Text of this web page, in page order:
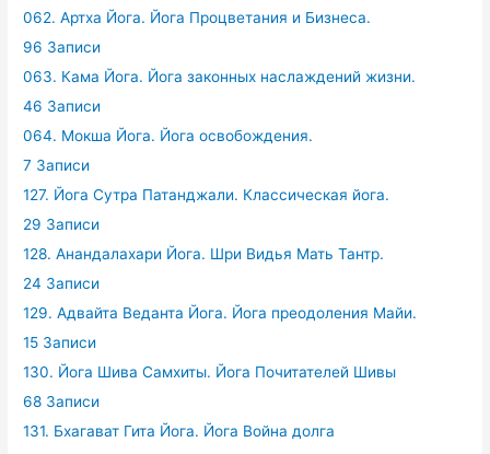
062. Артха Йога. Йога Процветания и Бизнеса.
96 Записи
063. Кама Йога. Йога законных наслаждений жизни.
46 Записи
064. Мокша Йога. Йога освобождения.
7 Записи
127. Йога Сутра Патанджали. Классическая йога.
29 Записи
128. Анандалахари Йога. Шри Видья Мать Тантр.
24 Записи
129. Адвайта Веданта Йога. Йога преодоления Майи.
15 Записи
130. Йога Шива Самхиты. Йога Почитателей Шивы
68 Записи
131. Бхагават Гита Йога. Йога Война долга